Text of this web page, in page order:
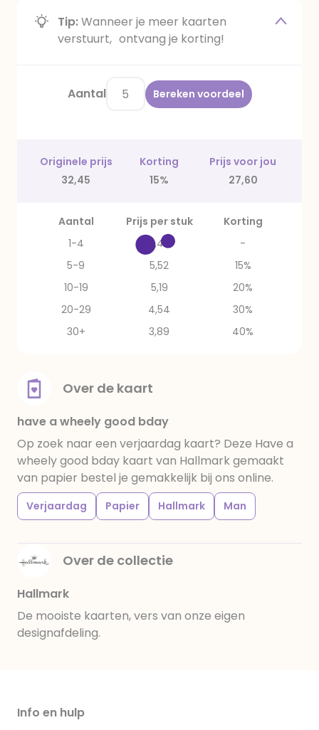
Tip:Wanneer je meer kaarten
verstuurt, ontvang je korting!
Aantal Bereken voordeel
Originele prijs Korting
Prijs voor jou
32,45
15% 27,60
Aantal Prijs per stuk
Korting
1-4
6,49
-
5-9
5,52
15%
10-19
5,19
20%
20-29
4,54
30%
30+
3,89 40%
Over de kaart
have a wheely good bday
Op zoek naar een verjaardag kaart? Deze Have a
wheely good bday kaart van Hallmark gemaakt
van papier bestel je gemakkelijk bij ons online.
Verjaardag Papier Hallmark Man
Over de collectie
Hallmark
De mooiste kaarten, vers van onze eigen
designafdeling.
Info en hulp